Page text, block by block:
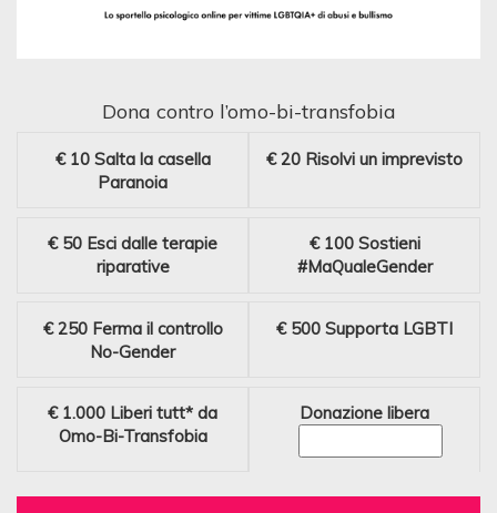
Dona contro l’omo-bi-transfobia
€ 10 Salta la casella
Paranoia
€ 20 Risolvi un imprevisto
€ 50 Esci dalle terapie
riparative
€ 100 Sostieni
#MaQualeGender
€ 250 Ferma il controllo
No-Gender
€ 500 Supporta LGBTI
€ 1.000 Liberi tutt* da
Omo-Bi-Transfobia
Donazione libera